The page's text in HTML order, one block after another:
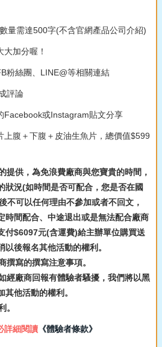
量需達500字(不含官網產品公司介紹)
加分喔！
粉絲團、LINE@等相關連結
評論
Facebook或Instagram貼文分享
上腹＋下腹＋皮油生魚片，總價值$599
提供，為免浪費廠商與您寶貴的時間，
狀況(如時間是否可配合，您是否在國
不可以任何理由不參加或者不回文，
時間配合、中途退出或是無法配合廠商
付$6097元(含運費)給主辦單位購買送
後報名其他活動的權利。
撰寫的撰寫注意事項。
經廠商回報有體驗者騷擾，我們將以黑
他活動的權利。
。
詳細閱讀 《體驗者條款》